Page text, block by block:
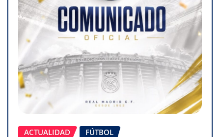
ACTUALIDAD
FÚTBOL